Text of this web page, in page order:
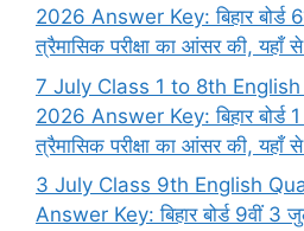
2026 Answer Key: बिहार बोर्ड
त्रैमासिक परीक्षा का आंसर की, यहाँ
7 July Class 1 to 8th
2026 Answer Key: बिहार बोर्ड
त्रैमासिक परीक्षा का आंसर की, यहाँ
3 July Class 9th English
Answer Key: बिहार बोर्ड 9वीं 3